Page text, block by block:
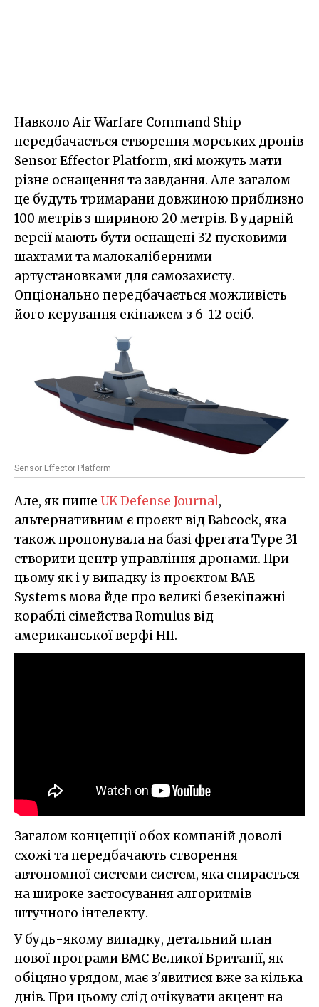
Навколо Air Warfare Command Ship
передбачається створення морських дронів
Sensor Effector Platform, які можуть мати
різне оснащення та завдання. Але загалом
це будуть тримарани довжиною приблизно
100 метрів з шириною 20 метрів. В ударній
версії мають бути оснащені 32 пусковими
шахтами та малокаліберними
артустановками для самозахисту.
Опціонально передбачається можливість
його керування екіпажем з 6-12 осіб.
Sensor Effector Platform
Але, як пише UK Defense Journal,
альтернативним є проєкт від Babcock, яка
також пропонувала на базі фрегата Type 31
створити центр управління дронами. При
цьому як і у випадку із проєктом BAE
Systems мова йде про великі безекіпажні
кораблі сімейства Romulus від
американської верфі HII.
Загалом концепції обох компаній доволі
схожі та передбачають створення
автономної системи систем, яка спирається
на широке застосування алгоритмів
штучного інтелекту.
У будь-якому випадку, детальний план
нової програми ВМС Великої Британії, як
обіцяно урядом, має з'явитися вже за кілька
днів. При цьому слід очікувати акцент на